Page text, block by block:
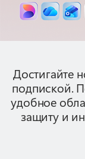
Достигайте
подпиской.
удобное
защиту и